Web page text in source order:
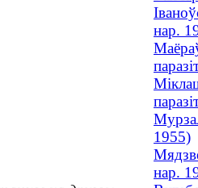
нар.
1955)
нар.